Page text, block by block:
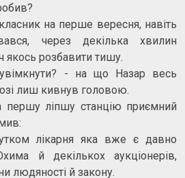
на перше вересня, навіть
через декілька хвилин
якось розбавити тишу.
- на що Назар весь
лиш кивнув головою.
першу ліпшу станцію приємний
лікарня яка вже є давно
й декількох аукціонерів,
людяності й закону.